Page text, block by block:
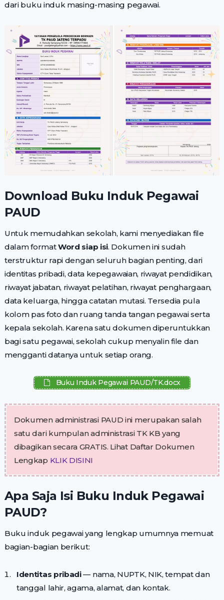
dari buku induk masing-masing pegawai.
Download Buku Induk Pegawai
PAUD
Untuk memudahkan sekolah, kami menyediakan file
dalam formatWord siap isi. Dokumen ini sudah
terstruktur rapi dengan seluruh bagian penting, dari
identitas pribadi, data kepegawaian, riwayat pendidikan,
riwayat jabatan, riwayat pelatihan, riwayat penghargaan,
data keluarga, hingga catatan mutasi. Tersedia pula
kolom pas foto dan ruang tanda tangan pegawai serta
kepala sekolah. Karena satu dokumen diperuntukkan
bagi satu pegawai, sekolah cukup menyalin file dan
mengganti datanya untuk setiap orang.
Buku Induk Pegawai PAUD/TK.docx
Dokumen administrasi PAUD ini merupakan salah
satu dari kumpulan administrasi TK KB yang
dibagikan secara GRATIS. Lihat Daftar Dokumen
Lengkap KLIK DISINI
Apa Saja Isi Buku Induk Pegawai
PAUD?
Buku induk pegawai yang lengkap umumnya memuat
bagian-bagian berikut:
Identitas pribadi— nama, NUPTK, NIK, tempat dan
tanggal lahir, agama, alamat, dan kontak.